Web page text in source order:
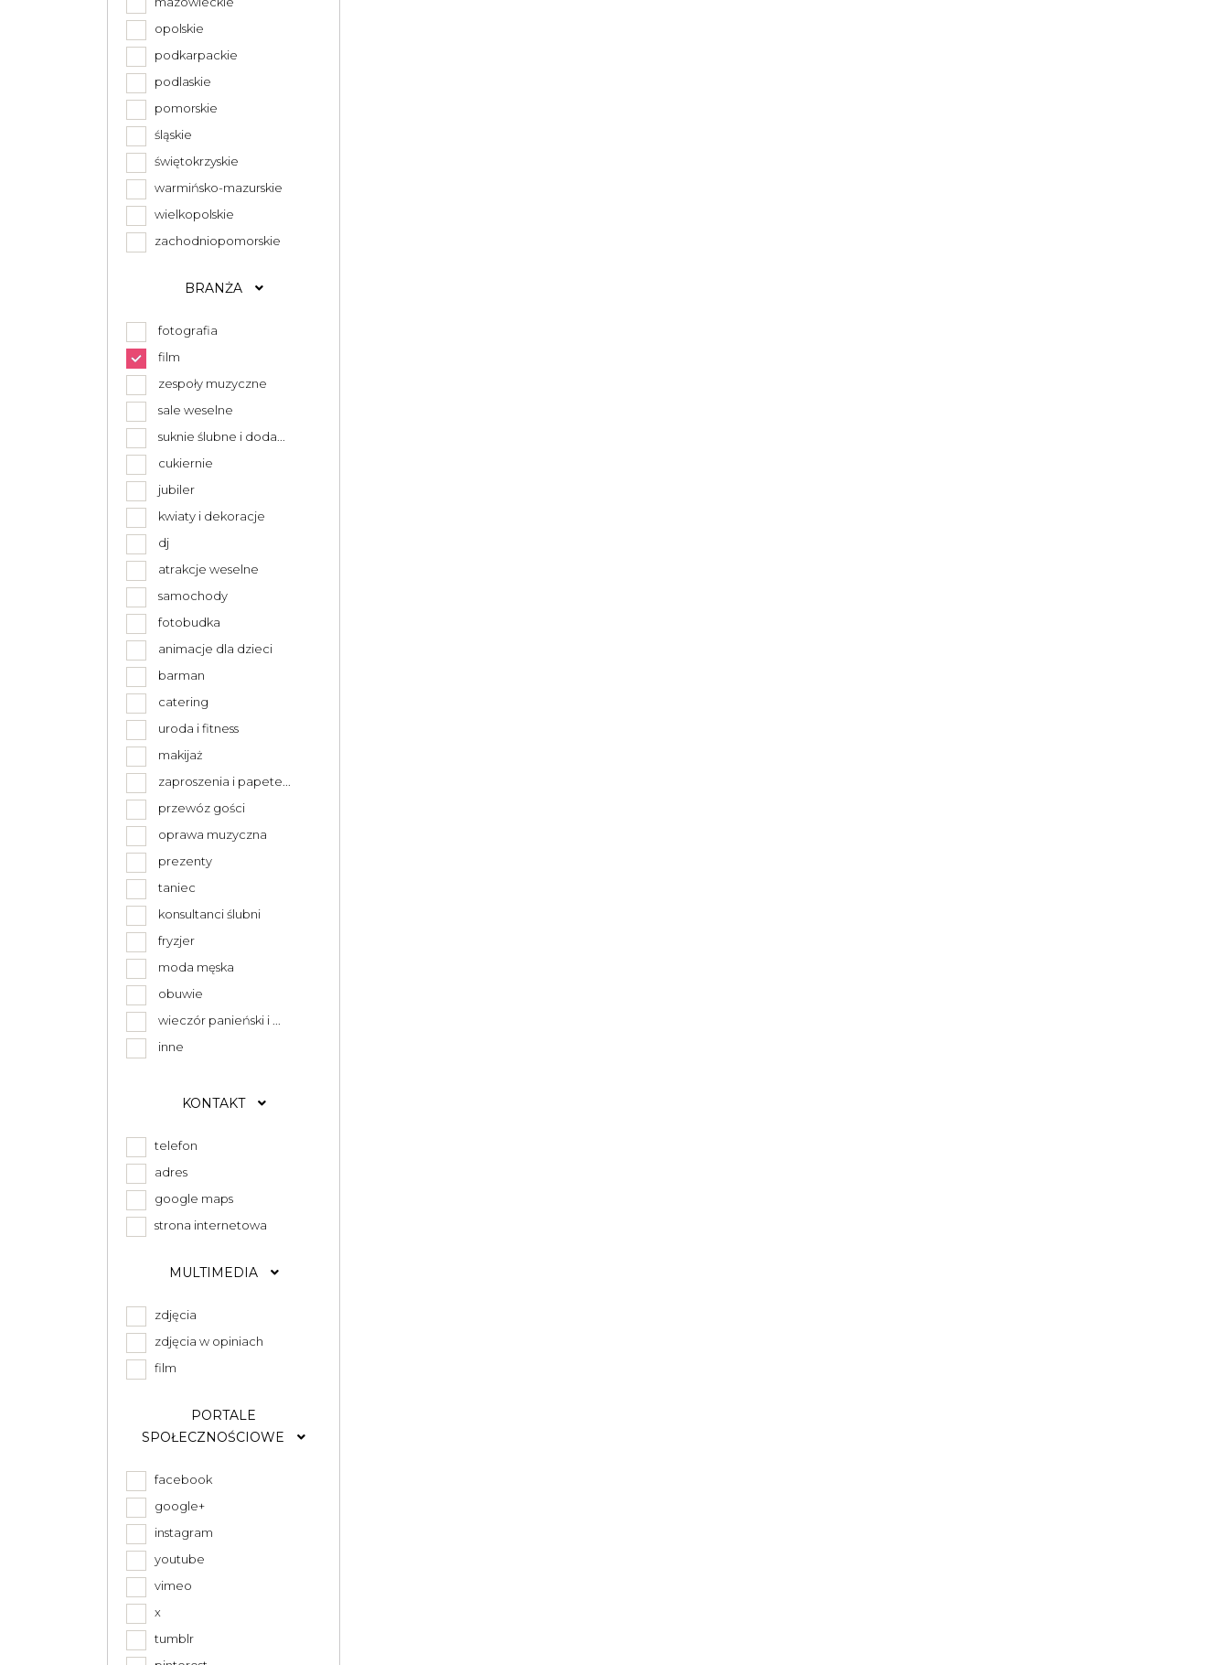
opolskie
podkarpackie
podlaskie
pomorskie
śląskie
świętokrzyskie
warmińsko-mazurskie
wielkopolskie
zachodniopomorskie
BRANŻA
fotografia
film
zespoły muzyczne
sale weselne
suknie ślubne i doda...
cukiernie
jubiler
kwiaty i dekoracje
dj
atrakcje weselne
samochody
fotobudka
animacje dla dzieci
barman
catering
uroda i fitness
makijaż
zaproszenia i papete...
przewóz gości
oprawa muzyczna
prezenty
taniec
konsultanci ślubni
fryzjer
moda męska
obuwie
wieczór panieński i ...
inne
KONTAKT
telefon
adres
google maps
strona internetowa
MULTIMEDIA
zdjęcia
zdjęcia w opiniach
film
PORTALE
SPOŁECZNOŚCIOWE
facebook
google+
instagram
youtube
vimeo
x
tumblr